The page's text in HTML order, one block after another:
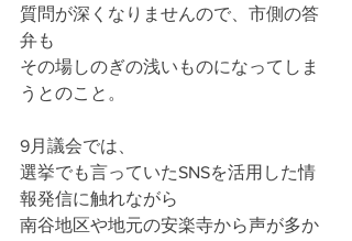
質問が深くなりませんので、市側の答
弁も
その場しのぎの浅いものになってしま
うとのこと。
9月議会では、
選挙でも言っていたSNSを活用した情
報発信に触れながら
南谷地区や地元の安楽寺から声が多か